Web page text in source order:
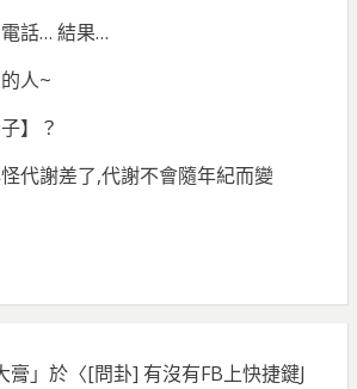
話… 結果…
人~
】？
怪代謝差了,代謝不會隨年紀而變
膏 」於〈[問卦] 有沒有FB上快捷鍵J